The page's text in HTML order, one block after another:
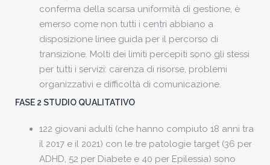
conferma della scarsa uniformità di gestione, è
emerso come non tutti i centri abbiano a
disposizione linee guida per il percorso di
transizione. Molti dei limiti percepiti sono gli stessi
per tutti i servizi: carenza di risorse, problemi
organizzativi e difficoltà di comunicazione.
FASE 2 STUDIO QUALITATIVO
122 giovani adulti (che hanno compiuto 18 anni tra
il 2017 e il 2021) con le tre patologie target (36 per
ADHD, 52 per Diabete e 40 per Epilessia) sono